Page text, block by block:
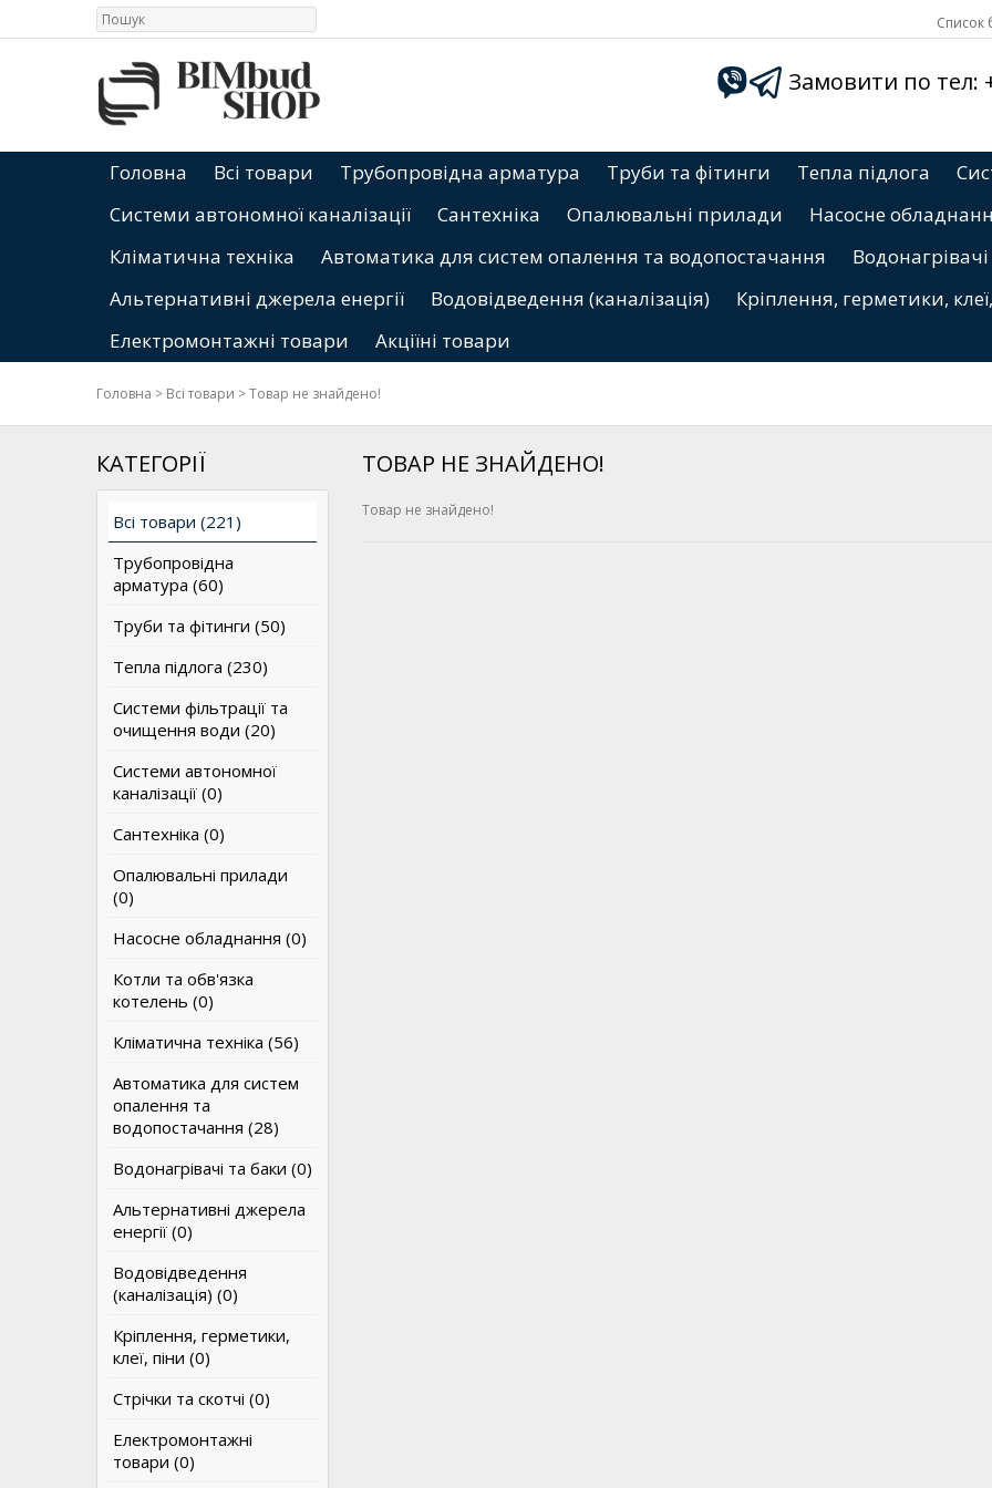
Список
Замовити по тел:
Головна Всі товари Трубопровідна арматура Труби та фітинги Тепла підлога
Системи автономної каналізації
Сантехніка Опалювальні прилади Насосне
Кліматична техніка
Автоматика для систем опалення та водопостачання
Альтернативні джерела енергії
Водовідведення (каналізація) Кріплення, герметики,
Електромонтажні товари
Акціїні товари
Головна > Всі товари >Товар не знайдено!
КАТЕГОРІЇ
Всі товари (221)
Трубопровідна
арматура (60)
Труби та фітинги (50)
Тепла підлога (230)
Системи фільтрації та
очищення води (20)
Системи автономної
каналізації (0)
Сантехніка (0)
Опалювальні прилади
(0)
Насосне обладнання (0)
Котли та обв'язка
котелень (0)
Кліматична техніка (56)
Автоматика для систем
опалення та
водопостачання (28)
Водонагрівачі та баки (0)
Альтернативні джерела
енергії (0)
Водовідведення
(каналізація) (0)
Кріплення, герметики,
клеї, піни (0)
Стрічки та скотчі (0)
Електромонтажні
товари (0)
ТОВАР НЕ ЗНАЙДЕНО!
Товар не знайдено!